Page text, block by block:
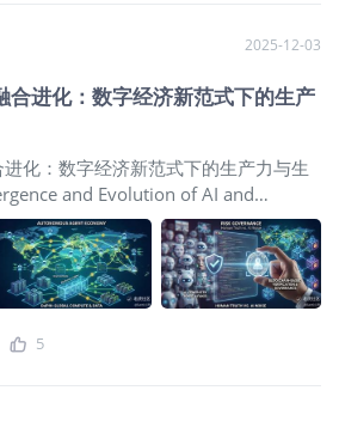
资产（NAV）
利用股价高溢
票或发行债
里很明显有一
很多比特币，
格的涨跌。 虽
次的说过MSTR
有余地：如果
公司可能会被
至 2026 年 2
元 现金，
股给散户。因
法申购。 每年
有限，我们仍
一、招股信息
是一家成
美国加州的数字
为机构投资者
、大宗交易结
产）提供底层代
设施服务。 作
密货币行业
美元/盎司，再创历史新高！白银更
外，近期国际局势较为动荡，尤其是
伊朗国内爆发大规模抗议浪潮及再次
了黄金、比特币等避险资产的需求。
管文件显示，$Strategy(MSTR)$公司
个比特币，耗资12.5亿美元，买入
规模！CoinGlass的数据显示，过去24
比特币空头头寸被平仓。而在整个加密
的空头头寸被平仓。从目前的比特币与
2025-12-03
合进化：数字经济新范式下的生产
化：数字经济新范式下的生产力与生
and Evolution of AI and
Productivity and Production
Economy Paradigm 作者：SanTi
妲 摘要： 当前市场对于人工智能
（Blockchain & Crypto）之间关系的
明，二者实为互补共生的关系。在人
5